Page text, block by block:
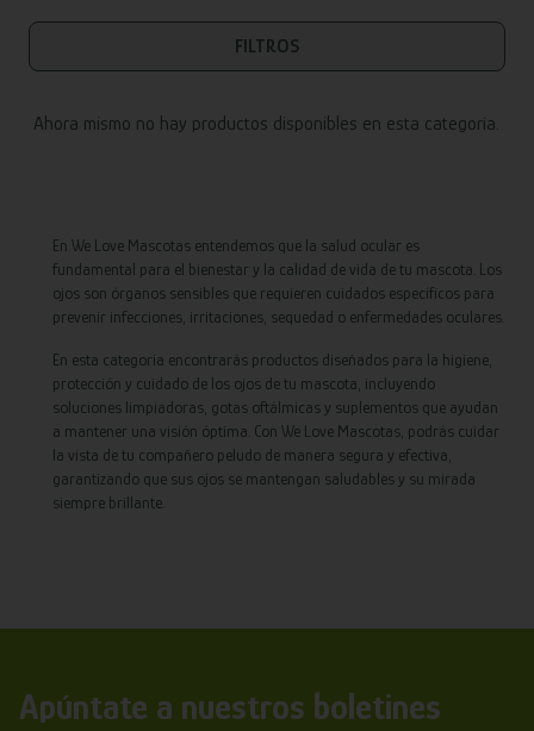
FILTROS
Ahora mismo no hay productos disponibles en esta categoría.
En We Love Mascotas entendemos que la salud ocular es
fundamental para el bienestar y la calidad de vida de tu mascota. Los
ojos son órganos sensibles que requieren cuidados específicos para
prevenir infecciones, irritaciones, sequedad o enfermedades oculares.
En esta categoría encontrarás productos diseñados para la higiene,
protección y cuidado de los ojos de tu mascota, incluyendo
soluciones limpiadoras, gotas oftálmicas y suplementos que ayudan
a mantener una visión óptima. Con We Love Mascotas, podrás cuidar
la vista de tu compañero peludo de manera segura y efectiva,
garantizando que sus ojos se mantengan saludables y su mirada
siempre brillante.
Apúntate a nuestros boletines